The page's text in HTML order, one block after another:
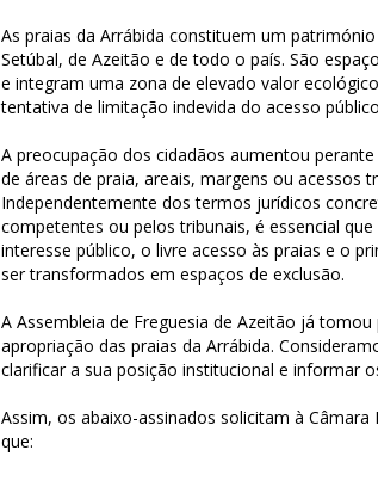
As praias da Arrábida constituem um
Setúbal, de Azeitão e de todo o país. São
e integram uma zona de elevado valor
tentativa de limitação indevida do acesso
A preocupação dos cidadãos aumentou
de áreas de praia, areais, margens ou acessos
Independentemente dos termos jurídicos
competentes ou pelos tribunais, é essencial
interesse público, o livre acesso às praias e o
ser transformados em espaços de exclusão.
A Assembleia de Freguesia de Azeitão já
apropriação das praias da Arrábida.
clarificar a sua posição institucional e informar
Assim, os abaixo-assinados solicitam à
que: